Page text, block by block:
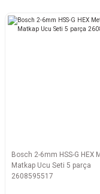
Bosch 2-6mm HSS-G HEX
Matkap Ucu Seti 5 parça
2608595517